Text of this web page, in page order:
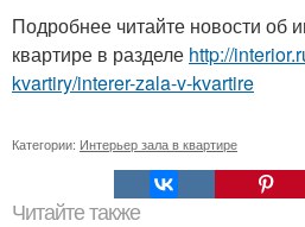
Подробнее читайте новости об
квартире в разделе http://
kvartiry/interer-zala-v-kvartire
Категории: Интерьер зала в квартире
Читайте также